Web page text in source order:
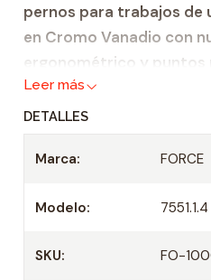
pernos para trabajos de
en Cromo Vanadio con
ergonométrico y puntos
ejerce mayor fuerza.
Características:
9/16"
vanadio.
Leer más
DETALLES
Marca: FORCE
Modelo: 7551.1.4
SKU: FO-